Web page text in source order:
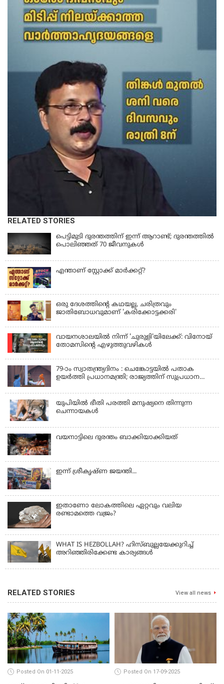
RELATED STORIES
പെട്ടിമുടി ദുരന്തത്തിന് ഇന്ന് ആറാണ്ട്; ദുരന്തത്തിൽ
പൊലിഞ്ഞത് 70 ജീവനുകൾ
എന്താണ് സ്റ്റോക്ക് മാർക്കറ്റ്?
ഒരു ദേശത്തിന്റെ കഥയല്ല, ചരിത്രവും
ജാതിബോധവുമാണ് 'കരിക്കോട്ടക്കരി'
വായനശാലയിൽ നിന്ന് 'ചുരുളി'യിലേക്ക്: വിനോയ്
തോമസിന്റെ എഴുത്തുവഴികൾ
79-ാം സ്വാതന്ത്ര്യദിനം : ചെങ്കോട്ടയിൽ പതാക
ഉയർത്തി പ്രധാനമന്ത്രി; രാജ്യത്തിന് സുപ്രധാന
യുപിയിൽ ഭീതി പരത്തി മനുഷ്യനെ തിന്നുന്ന
ചെന്നായകൾ
വയനാട്ടിലെ ദുരന്തം ബാക്കിയാക്കിയത്
ഇന്ന് ശ്രീകൃഷ്ണ ജയന്തി...
ഇതാണോ ലോകത്തിലെ ഏറ്റവും വലിയ
രണ്ടാമത്തെ വജ്രം?
WHAT IS HEZBOLLAH? ഹിസ്ബുല്ലയേക്കുറിച്ച്
അറിഞ്ഞിരിക്കേണ്ട കാര്യങ്ങൾ
RELATED STORIES View all news
Posted On 01-11-2025 Posted On 17-09-2025